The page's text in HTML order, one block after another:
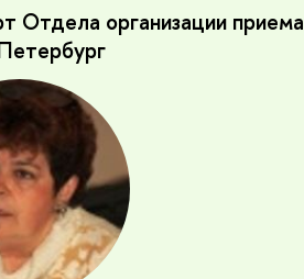
Отдела организации приема